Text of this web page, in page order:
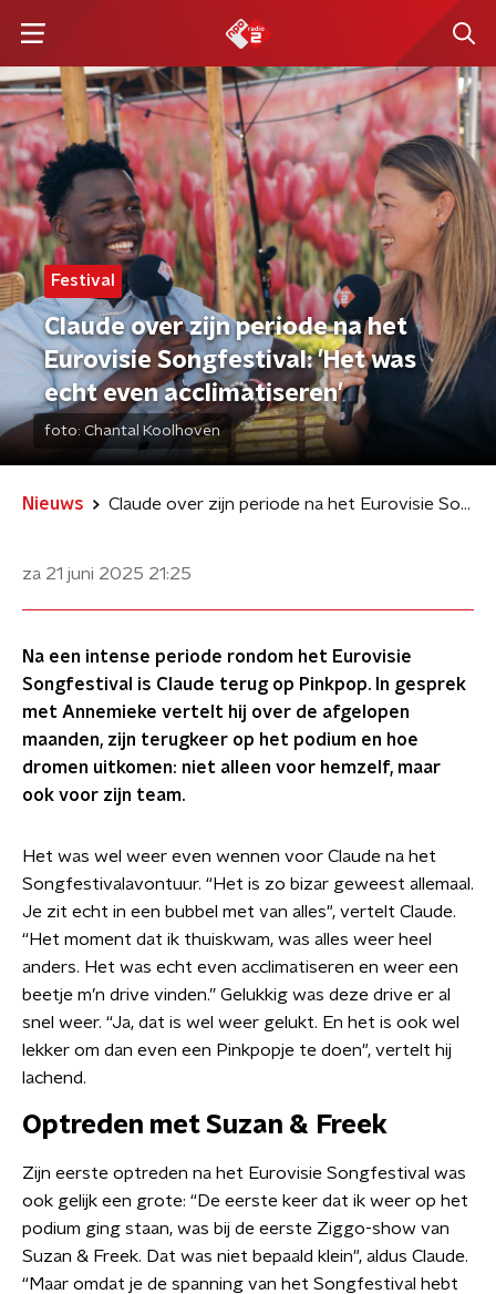
Festival
Claude over zijn periode na het
Eurovisie Songfestival: 'Het was
echt even acclimatiseren'
foto: Chantal Koolhoven
Nieuws Claude over zijn periode na het Eurovisie Songfestival: 'Het was echt even acclimatiseren'
za 21 juni 2025 21:25
Na een intense periode rondom het Eurovisie
Songfestival is Claude terug op Pinkpop. In gesprek
met Annemieke vertelt hij over de afgelopen
maanden, zijn terugkeer op het podium en hoe
dromen uitkomen: niet alleen voor hemzelf, maar
ook voor zijn team.
Het was wel weer even wennen voor Claude na het
Songfestivalavontuur. “Het is zo bizar geweest allemaal.
Je zit echt in een bubbel met van alles", vertelt Claude.
“Het moment dat ik thuiskwam, was alles weer heel
anders. Het was echt even acclimatiseren en weer een
beetje m’n drive vinden.” Gelukkig was deze drive er al
snel weer. “Ja, dat is wel weer gelukt. En het is ook wel
lekker om dan even een Pinkpopje te doen", vertelt hij
lachend.
Optreden met Suzan & Freek
Zijn eerste optreden na het Eurovisie Songfestival was
ook gelijk een grote: “De eerste keer dat ik weer op het
podium ging staan, was bij de eerste Ziggo-show van
Suzan & Freek. Dat was niet bepaald klein", aldus Claude.
“Maar omdat je de spanning van het Songfestival hebt